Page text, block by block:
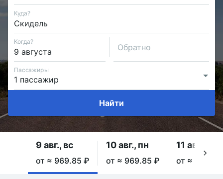
Куда?
Когда?
Обратно
Пассажиры
Найти
9 авг., вс
от ≈ 969.85 ₽
10 авг., пн
от ≈ 969.85 ₽
11 авг., вт
от ≈